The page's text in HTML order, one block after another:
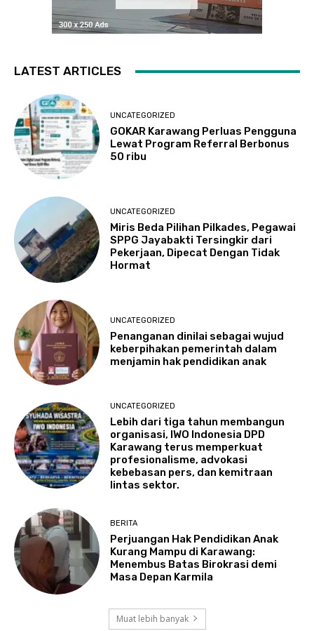
LATEST ARTICLES
UNCATEGORIZED
GOKAR Karawang Perluas Pengguna
Lewat Program Referral Berbonus
50 ribu
UNCATEGORIZED
Miris Beda Pilihan Pilkades, Pegawai
SPPG Jayabakti Tersingkir dari
Pekerjaan, Dipecat Dengan Tidak
Hormat
UNCATEGORIZED
Penanganan dinilai sebagai wujud
keberpihakan pemerintah dalam
menjamin hak pendidikan anak
UNCATEGORIZED
Lebih dari tiga tahun membangun
organisasi, IWO Indonesia DPD
Karawang terus memperkuat
profesionalisme, advokasi
kebebasan pers, dan kemitraan
lintas sektor.
BERITA
Perjuangan Hak Pendidikan Anak
Kurang Mampu di Karawang:
Menembus Batas Birokrasi demi
Masa Depan Karmila
Muat lebih banyak